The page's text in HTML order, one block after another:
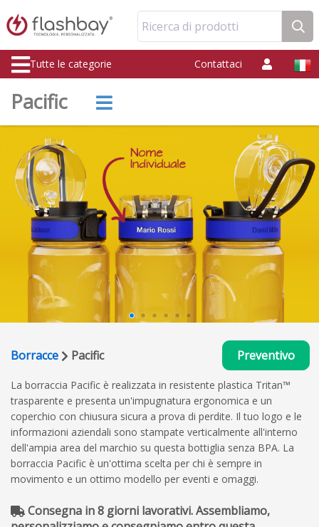
Ricerca di prodotti
Tutte le categorie Contattaci
Pacific
Borracce Pacific Preventivo
La borraccia Pacific è realizzata in resistente plastica Tritan™
trasparente e presenta un'impugnatura ergonomica e un
coperchio con chiusura sicura a prova di perdite. Il tuo logo e le
informazioni aziendali sono stampate verticalmente all'interno
dell'ampia area del marchio su questa bottiglia senza BPA. La
borraccia Pacific è un'ottima scelta per chi è sempre in
movimento e un ottimo modello per eventi e omaggi.
Consegna in 8 giorni lavorativi. Assembliamo,